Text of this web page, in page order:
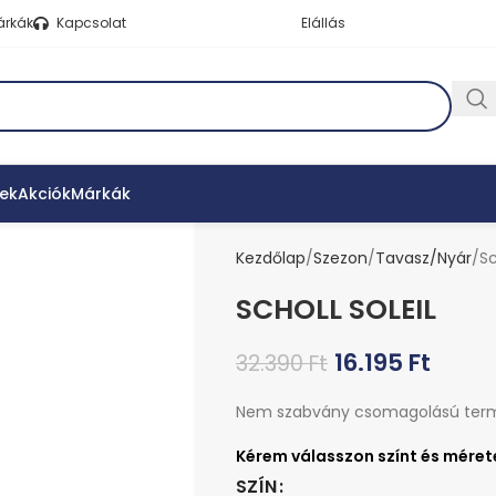
Kapcsolat Elállás
AkciókMárkák
Kezdőlap Szezon Tavasz/Nyár
SCHOLL SOLEIL
32.390Ft 16.195 Ft
Nem szabvány csomagolású
SZÍN